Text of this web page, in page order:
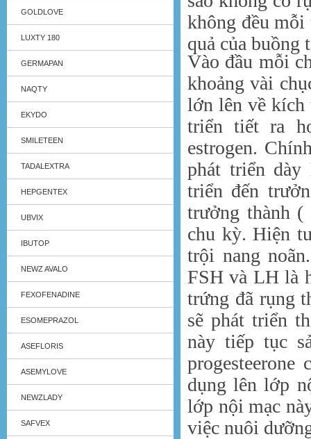
GOLDLOVE
LUXTY 180
GERMAPAN
NAQTY
EKYDO
SMILETEEN
TADALEXTRA
HEPGENTEX
UBVIX
IBUTOP
NEWZ AVALO
FEXOFENADINE
ESOMEPRAZOL
ASEFLORIS
ASEMYLOVE
NEWZLADY
SAFVEX
không đều
quả của buồng
Vào đầu mỗi
khoảng vài
lớn lên về kích
triển tiết ra
estrogen.
phát triển dày
triển đến
trưởng thành (
chu kỳ. Hiện
trội nang
FSH và LH là
trứng đã rụng
sẽ phát triển
này tiếp tục
progesteerone
dụng lên lớp
lớp nội mạc
việc nuôi